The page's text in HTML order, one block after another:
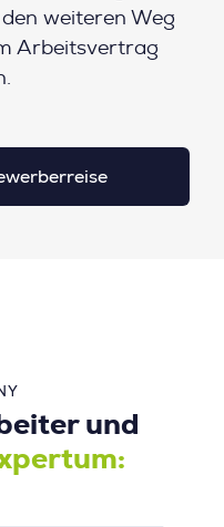
weiteren Weg
Arbeitsvertrag
und